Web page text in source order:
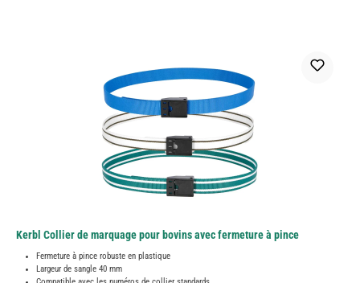
Kerbl Collier de marquage pour bovins avec fermeture à pince
Fermeture à pince robuste en plastique
Largeur de sangle 40 mm